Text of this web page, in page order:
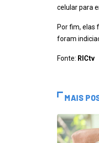
celular para
Por fim, elas
foram
Fonte: RICtv
MAIS